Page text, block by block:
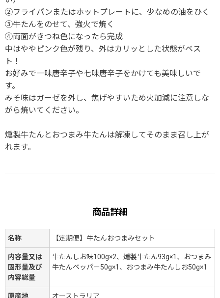
②フライパンまたはホットプレートに、少なめの油をひく
③牛たんをのせて、強火で焼く
④両面がきつね色になったら完成
中はややピンク色が残り、外はカリッとした状態がベス
ト！
お好みで一味唐辛子や七味唐辛子をかけても美味しいで
す。
みそ味はガーゼを外し、焦げやすいため火加減に注意しな
がら焼いてください。
燻製牛たんとおつまみ牛たんは解凍してそのまま召し上が
れます。
商品詳細
名称 【定期便】牛たんおつまみセット
内容量又は
固形量及び
内容総量
牛たんしお味100g×2、燻製牛たん93g×1、おつまみ
牛たんペッパー50g×1、おつまみ牛たんしお50g×1
原産地 オーストラリア